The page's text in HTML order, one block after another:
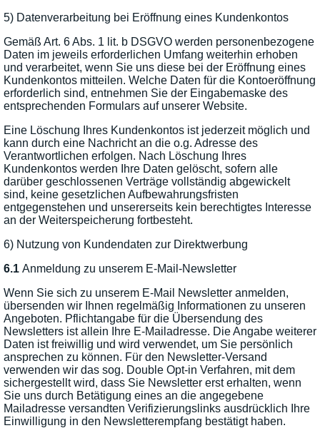
5) Datenverarbeitung bei Eröffnung eines Kundenkontos
Gemäß Art. 6 Abs. 1 lit. b DSGVO werden personenbezogene
Daten im jeweils erforderlichen Umfang weiterhin erhoben
und verarbeitet, wenn Sie uns diese bei der Eröffnung eines
Kundenkontos mitteilen. Welche Daten für die Kontoeröffnung
erforderlich sind, entnehmen Sie der Eingabemaske des
entsprechenden Formulars auf unserer Website.
Eine Löschung Ihres Kundenkontos ist jederzeit möglich und
kann durch eine Nachricht an die o.g. Adresse des
Verantwortlichen erfolgen. Nach Löschung Ihres
Kundenkontos werden Ihre Daten gelöscht, sofern alle
darüber geschlossenen Verträge vollständig abgewickelt
sind, keine gesetzlichen Aufbewahrungsfristen
entgegenstehen und unsererseits kein berechtigtes Interesse
an der Weiterspeicherung fortbesteht.
6) Nutzung von Kundendaten zur Direktwerbung
6.1 Anmeldung zu unserem E-Mail-Newsletter
Wenn Sie sich zu unserem E-Mail Newsletter anmelden,
übersenden wir Ihnen regelmäßig Informationen zu unseren
Angeboten. Pflichtangabe für die Übersendung des
Newsletters ist allein Ihre E-Mailadresse. Die Angabe weiterer
Daten ist freiwillig und wird verwendet, um Sie persönlich
ansprechen zu können. Für den Newsletter-Versand
verwenden wir das sog. Double Opt-in Verfahren, mit dem
sichergestellt wird, dass Sie Newsletter erst erhalten, wenn
Sie uns durch Betätigung eines an die angegebene
Mailadresse versandten Verifizierungslinks ausdrücklich Ihre
Einwilligung in den Newsletterempfang bestätigt haben.